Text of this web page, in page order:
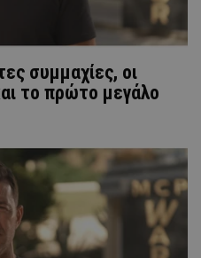
συμμαχίες, οι
το πρώτο μεγάλο